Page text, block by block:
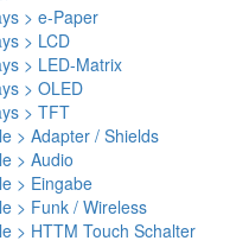
> e-Paper
> LCD
> LED-Matrix
> OLED
> TFT
> Adapter / Shields
> Audio
> Eingabe
> Funk / Wireless
> HTTM Touch Schalter